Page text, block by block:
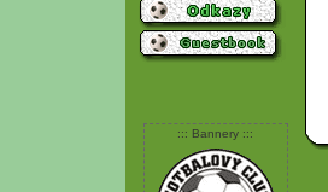
::: Bannery :::